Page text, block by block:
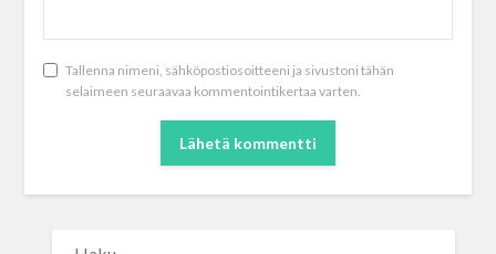
Tallenna nimeni, sähköpostiosoitteeni ja sivustoni tähän
selaimeen seuraavaa kommentointikertaa varten.